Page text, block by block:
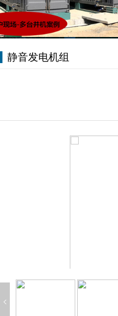
静音发电机组